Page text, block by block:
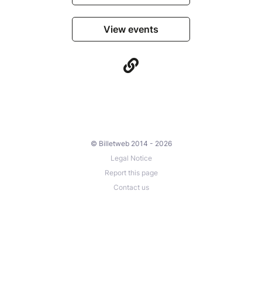
View events
© Billetweb 2014 - 2026
Legal Notice
Report this page
Contact us